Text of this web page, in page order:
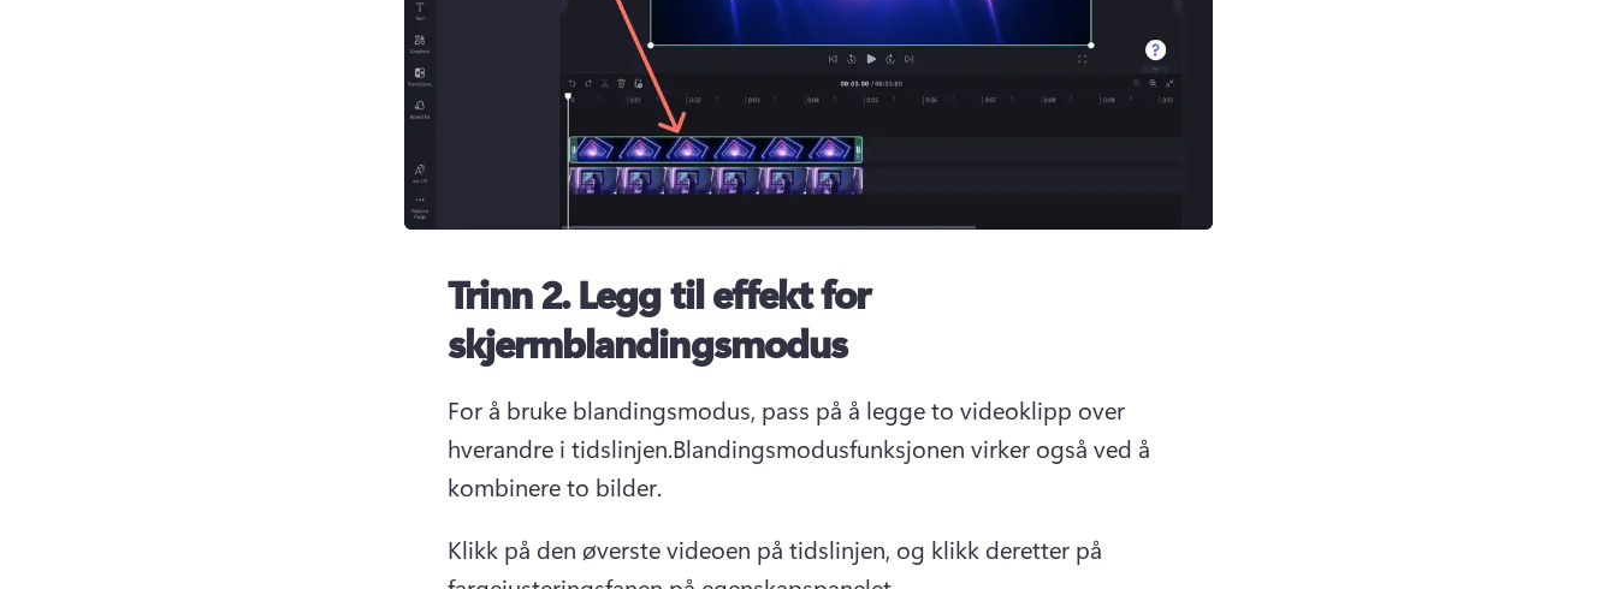
Trinn 2.Legg til effekt for
skjermblandingsmodus
For å bruke blandingsmodus, pass på å legge to videoklipp over
hverandre i tidslinjen.Blandingsmodusfunksjonen virker også ved å
kombinere to bilder.
Klikk på den øverste videoen på tidslinjen, og klikk deretter på